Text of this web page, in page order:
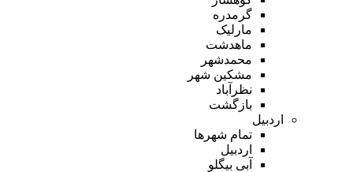
گرمدره
مارلیک
ماهدشت
محمدشهر
مشکین شهر
نظرآباد
بازگشت
اردبیل
تمام شهر‌ها
اردبیل
آبی بیگلو